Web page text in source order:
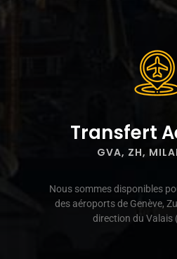
Transfert
GVA, ZH,
Nous sommes disponibles
des aéroports de Genève,
direction du Valais